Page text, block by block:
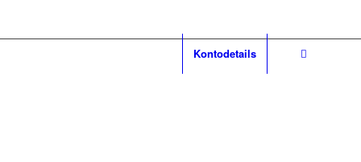
Kontodetails